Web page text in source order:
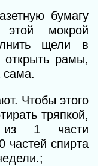
бумагу
мокрой
нить щели в
открыть рамы,
сама.
Чтобы этого
тряпкой,
из 1 части
частей спирта